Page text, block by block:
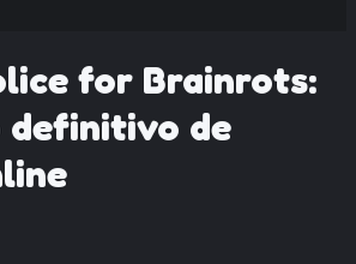
for Brainrots:
definitivo de